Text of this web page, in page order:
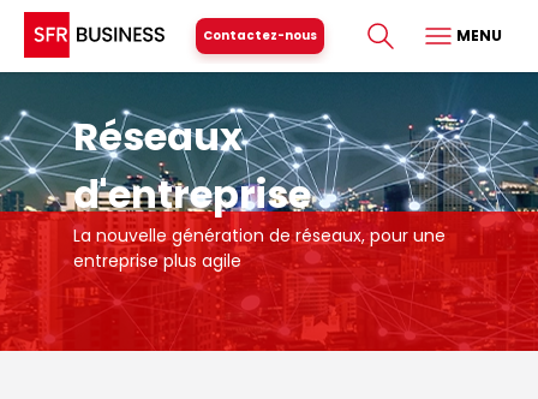
Contactez-nous MENU
Réseaux
d'entreprise
La nouvelle génération de réseaux, pour une
entreprise plus agile